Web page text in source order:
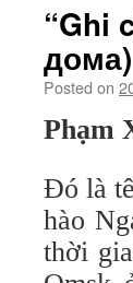
“Ghi
дома)
Posted on
Phạm
Đó là
hào
thời